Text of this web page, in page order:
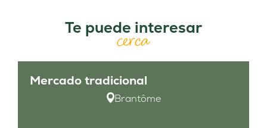
Te puede interesar
cerca
Mercado tradicional
Brantôme